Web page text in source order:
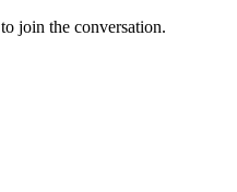
to join the conversation.